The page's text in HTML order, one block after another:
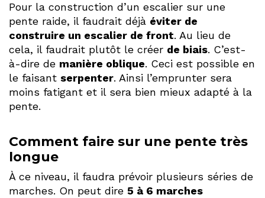
Pour la construction d’un escalier sur une
pente raide, il faudrait déjà éviter de
construire un escalier de front. Au lieu de
cela, il faudrait plutôt le créer de biais. C’est-
à-dire de manière oblique. Ceci est possible en
le faisant serpenter. Ainsi l’emprunter sera
moins fatigant et il sera bien mieux adapté à la
pente.
Comment faire sur une pente très
longue
À ce niveau, il faudra prévoir plusieurs séries de
marches. On peut dire 5 à 6 marches